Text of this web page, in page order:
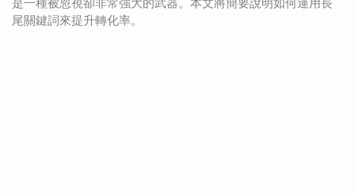
尾關鍵詞來提升轉化率。